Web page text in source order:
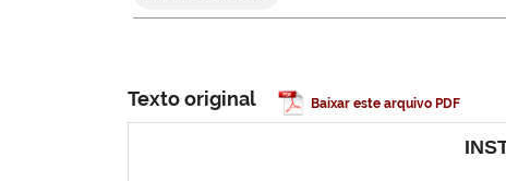
Texto original Baixar este arquivo PDF